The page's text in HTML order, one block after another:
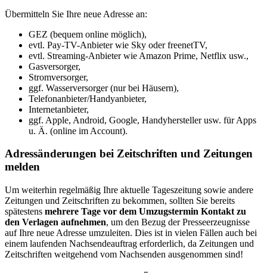
Übermitteln Sie Ihre neue Adresse an:
GEZ (bequem online möglich),
evtl. Pay-TV-Anbieter wie Sky oder freenetTV,
evtl. Streaming-Anbieter wie Amazon Prime, Netflix usw.,
Gasversorger,
Stromversorger,
ggf. Wasserversorger (nur bei Häusern),
Telefonanbieter/Handyanbieter,
Internetanbieter,
ggf. Apple, Android, Google, Handyhersteller usw. für Apps
u. Ä. (online im Account).
Adressänderungen bei Zeitschriften und Zeitungen
melden
Um weiterhin regelmäßig Ihre aktuelle Tageszeitung sowie andere
Zeitungen und Zeitschriften zu bekommen, sollten Sie bereits
spätestens mehrere Tage vor dem Umzugstermin Kontakt zu
den Verlagen aufnehmen, um den Bezug der Presseerzeugnisse
auf Ihre neue Adresse umzuleiten. Dies ist in vielen Fällen auch bei
einem laufenden Nachsendeauftrag erforderlich, da Zeitungen und
Zeitschriften weitgehend vom Nachsenden ausgenommen sind!